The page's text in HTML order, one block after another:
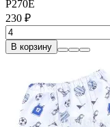
Р270Е
230 ₽
В корзину